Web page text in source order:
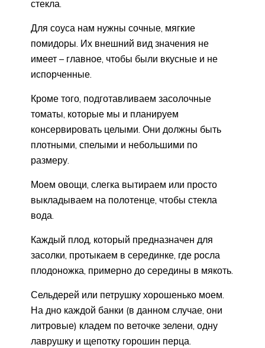
стекла.
Для соуса нам нужны сочные, мягкие
помидоры. Их внешний вид значения не
имеет – главное, чтобы были вкусные и не
испорченные.
Кроме того, подготавливаем засолочные
томаты, которые мы и планируем
консервировать целыми. Они должны быть
плотными, спелыми и небольшими по
размеру.
Моем овощи, слегка вытираем или просто
выкладываем на полотенце, чтобы стекла
вода.
Каждый плод, который предназначен для
засолки, протыкаем в серединке, где росла
плодоножка, примерно до середины в мякоть.
Сельдерей или петрушку хорошенько моем.
На дно каждой банки (в данном случае, они
литровые) кладем по веточке зелени, одну
лаврушку и щепотку горошин перца.